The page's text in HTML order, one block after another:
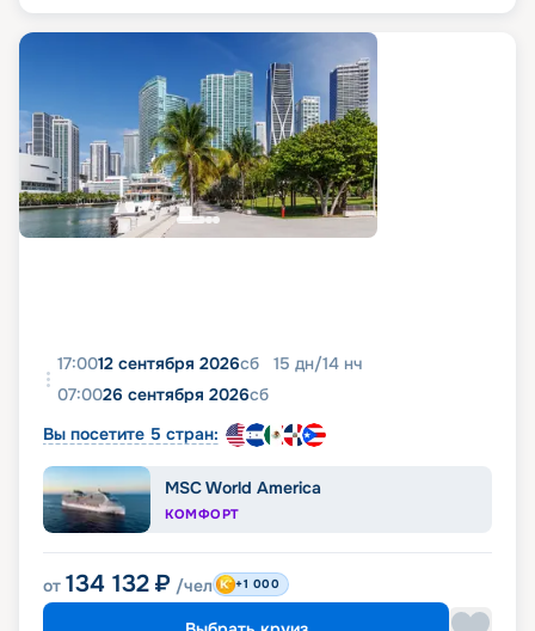
17:0012 сентября 2026сб 15 дн/14 нч
07:0026 сентября 2026сб
Вы посетите 5 стран:
MSC World America
КОМФОРТ
от 134 132 ₽ /чел +1 000